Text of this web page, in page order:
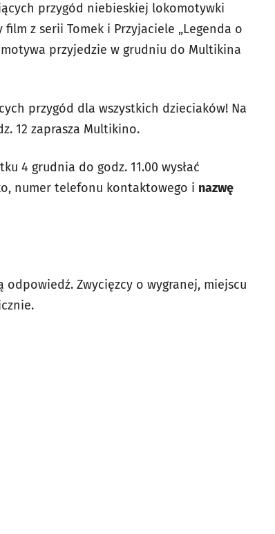
przygód niebieskiej lokomotywki
z serii Tomek i Przyjaciele „Legenda o
przyjedzie w grudniu do Multikina
przygód dla wszystkich dzieciaków! Na
12 zaprasza Multikino.
4 grudnia do godz. 11.00 wysłać
numer telefonu kontaktowego i nazwę
Zwycięzcy o wygranej, miejscu